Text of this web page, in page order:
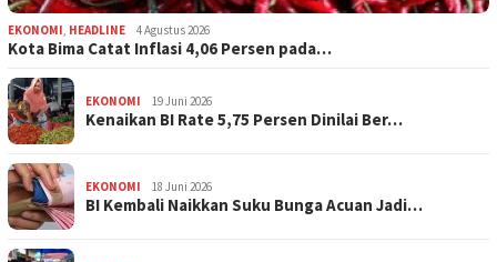
EKONOMI HEADLINE 4 Agustus 2026
Kota Bima Catat Inflasi 4,06 Persen pada…
EKONOMI 19 Juni 2026
Kenaikan BI Rate 5,75 Persen Dinilai Ber…
EKONOMI 18 Juni 2026
BI Kembali Naikkan Suku Bunga Acuan Jadi…